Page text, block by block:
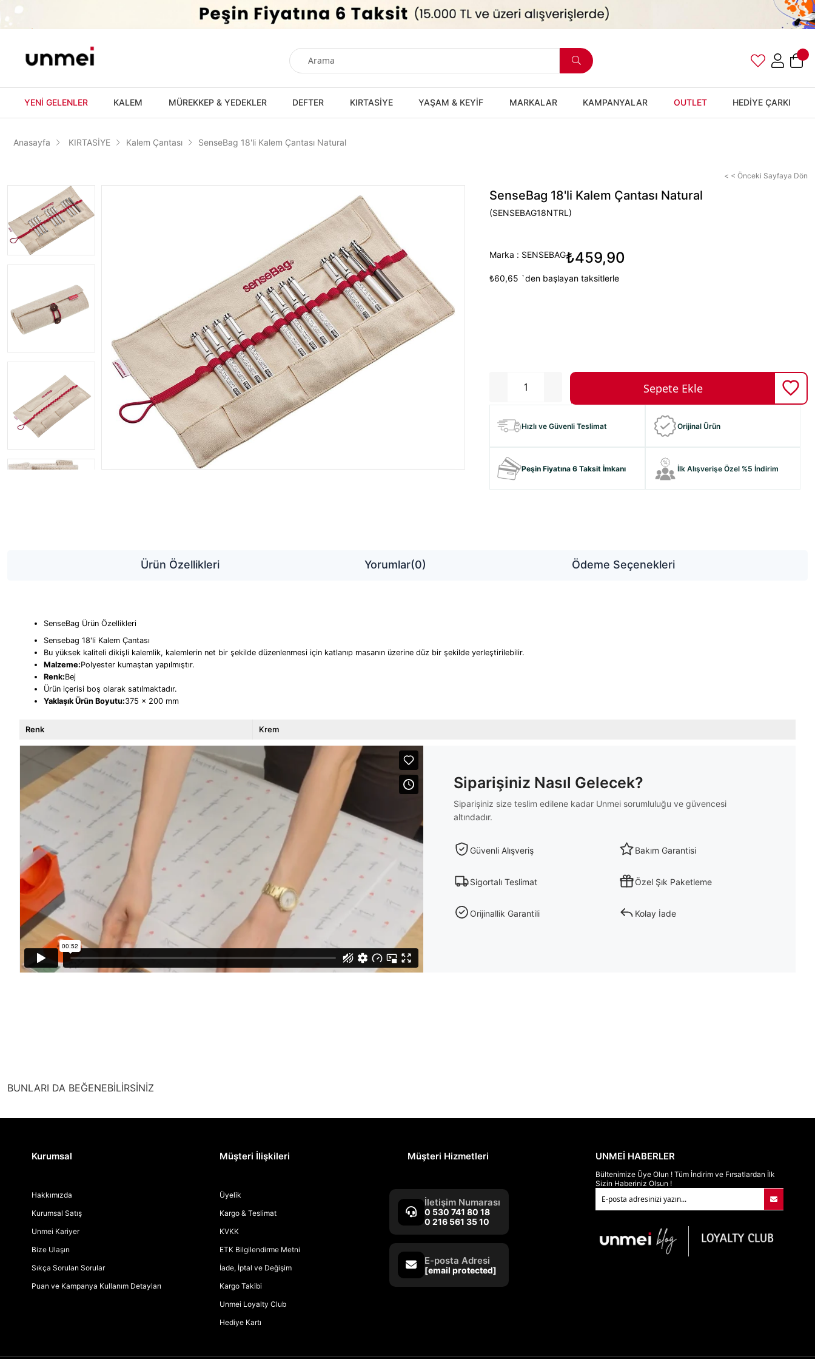
YENİ GELENLER KALEM MÜREKKEP & YEDEKLER DEFTER KIRTASİYE YAŞAM & KEYİF MARKALAR KAMPANYALAR OUTLET HEDİYE ÇARKI
Anasayfa KIRTASİYE Kalem Çantası SenseBag 18'li Kalem Çantası Natural
< < Önceki Sayfaya Dön
SenseBag 18'li Kalem Çantası Natural
(SENSEBAG18NTRL)
Marka : SENSEBAG₺459,90
₺60,65 `den başlayan taksitlerle
Hızlı ve Güvenli Teslimat Orijinal Ürün
Peşin Fiyatına 6 Taksit İmkanı İlk Alışverişe Özel %5 İndirim
Ürün Özellikleri Yorumlar(0) Ödeme Seçenekleri
SenseBag Ürün Özellikleri
Sensebag 18'li Kalem Çantası
Bu yüksek kaliteli dikişli kalemlik, kalemlerin net bir şekilde düzenlenmesi için katlanıp masanın üzerine düz bir şekilde yerleştirilebilir.
Malzeme:Polyester kumaştan yapılmıştır.
Renk:Bej
Ürün içerisi boş olarak satılmaktadır.
Yaklaşık Ürün Boyutu:375 x 200 mm
Renk Krem
Siparişiniz Nasıl Gelecek?
Siparişiniz size teslim edilene kadar Unmei sorumluluğu ve güvencesi
altındadır.
Güvenli Alışveriş Bakım Garantisi
Sigortalı Teslimat Özel Şık Paketleme
Orijinallik Garantili Kolay İade
BUNLARI DA BEĞENEBİLİRSİNİZ
Kurumsal
Hakkımızda
Kurumsal Satış
Unmei Kariyer
Bize Ulaşın
Sıkça Sorulan Sorular
Puan ve Kampanya Kullanım Detayları
Müşteri İlişkileri
Üyelik
Kargo & Teslimat
KVKK
ETK Bilgilendirme Metni
İade, İptal ve Değişim
Kargo Takibi
Unmei Loyalty Club
Hediye Kartı
Müşteri Hizmetleri
İletişim Numarası
0 530 741 80 18
0 216 561 35 10
E-posta Adresi
[email protected]
UNMEİ HABERLER
Bültenimize Üye Olun ! Tüm İndirim ve Fırsatlardan İlk
Sizin Haberiniz Olsun !